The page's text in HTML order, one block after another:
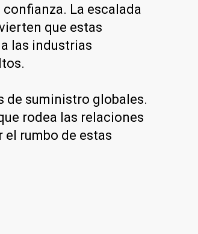
La escalada
que estas
las industrias
de suministro globales.
rodea las relaciones
rumbo de estas